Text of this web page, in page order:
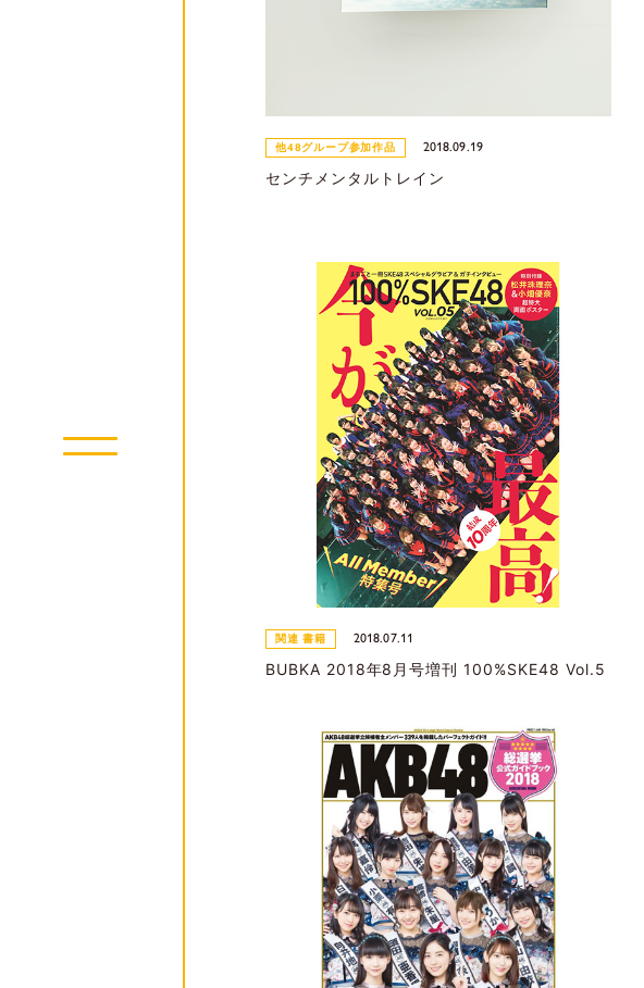
他48グループ参加作品 2018.09.19
センチメンタルトレイン
関連 書籍 2018.07.11
BUBKA 2018年8月号増刊 100%SKE48 Vol.5